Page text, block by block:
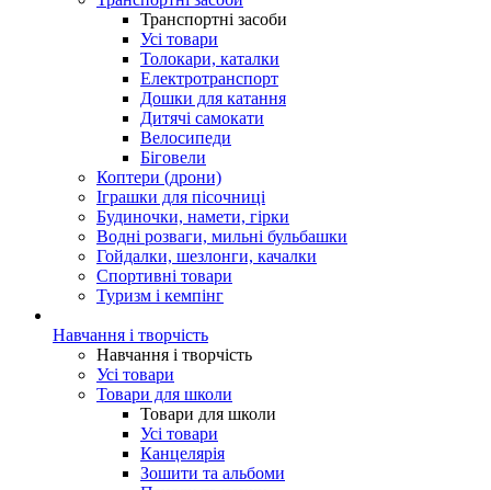
Транспортні засоби
Усі товари
Толокари, каталки
Електротранспорт
Дошки для катання
Дитячі самокати
Велосипеди
Біговели
Коптери (дрони)
Іграшки для пісочниці
Будиночки, намети, гірки
Водні розваги, мильні бульбашки
Гойдалки, шезлонги, качалки
Спортивні товари
Туризм і кемпінг
Навчання і творчість
Навчання і творчість
Усі товари
Товари для школи
Товари для школи
Усі товари
Канцелярія
Зошити та альбоми